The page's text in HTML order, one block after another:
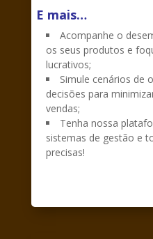
E mais…
Acompanhe o
os seus produtos e
lucrativos;
Simule cenários de
decisões para
vendas;
Tenha nossa
sistemas de gestão e
precisas!